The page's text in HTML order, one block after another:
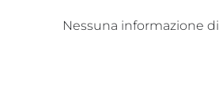
Nessuna informazione